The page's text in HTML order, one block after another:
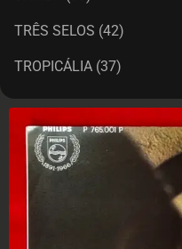
TRÊS SELOS (42)
TROPICÁLIA (37)